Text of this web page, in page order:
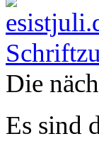
Die
Es sind